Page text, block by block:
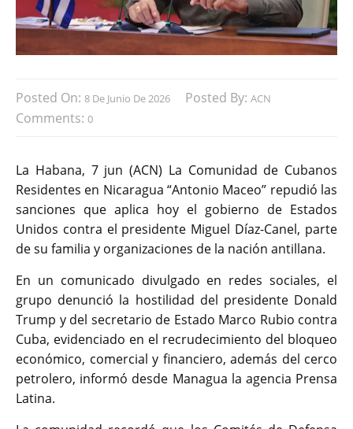
Posted On: 8 De Junio De 2026 Posted By: ACN
Comments: 0
La Habana, 7 jun (ACN) La Comunidad de Cubanos
Residentes en Nicaragua “Antonio Maceo” repudió las
sanciones que aplica hoy el gobierno de Estados
Unidos contra el presidente Miguel Díaz-Canel, parte
de su familia y organizaciones de la nación antillana.
En un comunicado divulgado en redes sociales, el
grupo denunció la hostilidad del presidente Donald
Trump y del secretario de Estado Marco Rubio contra
Cuba, evidenciado en el recrudecimiento del bloqueo
económico, comercial y financiero, además del cerco
petrolero, informó desde Managua la agencia Prensa
Latina.